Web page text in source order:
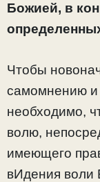
Божией, в
Чтобы
самомнению и
необходимо,
волю,
имеющего
вИдения воли